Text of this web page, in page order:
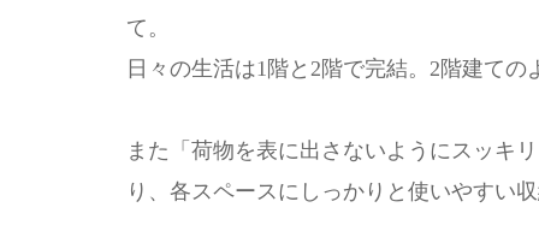
て。
日々の生活は1階と2階で完結。2階建て
また「荷物を表に出さないようにスッキ
り、各スペースにしっかりと使いやすい